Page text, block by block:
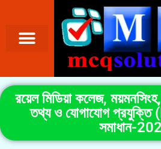
রয়েল মিডিয়া কলেজ, ময়মনসিংহ,
তথ্য ও যোগাযোগ
সমাধান-